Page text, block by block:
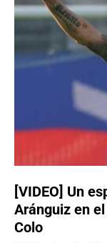
[VIDEO] Un
Aránguiz en
Colo